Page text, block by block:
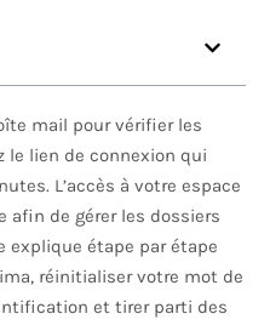
mail pour vérifier les
lien de connexion qui
L’accès à votre espace
afin de gérer les dossiers
explique étape par étape
réinitialiser votre mot de
et tirer parti des